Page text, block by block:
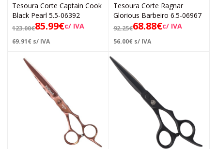
Tesoura Corte Captain Cook
Black Pearl 5.5-06392
123.00€85.99€c/ IVA
69.91€ s/ IVA
Tesoura Corte Ragnar
Glorious Barbeiro 6.5-06967
92.25€68.88€c/ IVA
56.00€ s/ IVA